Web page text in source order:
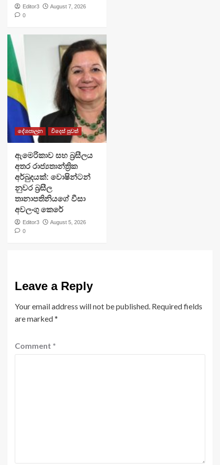
Editor3
August 7, 2026
0
දේශපාලන විදෙස් පුවත්
ඇමෙරිකාව සහ බ්‍රසීලය
අතර රාජ්‍යතාන්ත්‍රික
අර්බුදයක්: වොෂින්ටන්
නුවර බ්‍රසීල
තානාපතිනියගේ වීසා
අවලංගු කෙරේ
Editor3
August 5, 2026
0
Leave a Reply
Your email address will not be published. Required fields
are marked*
Comment *